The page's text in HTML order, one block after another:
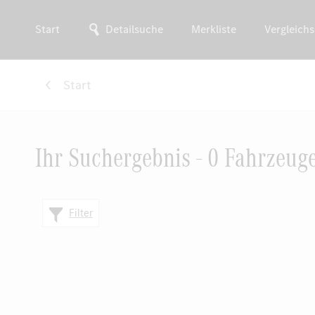
Start Detailsuche Merkliste
Start
Ihr Suchergebnis - 0
Filter